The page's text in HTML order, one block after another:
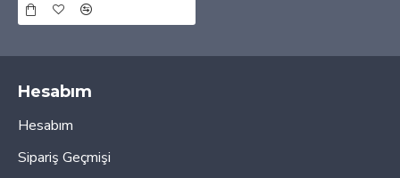
Hesabım
Hesabım
Sipariş Geçmişi